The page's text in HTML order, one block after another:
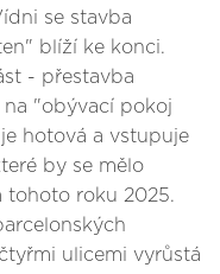
se stavba
blíží ke konci.
- přestavba
"obývací pokoj
hotová a vstupuje
by se mělo
tohoto roku 2025.
ulicemi vyrůstá